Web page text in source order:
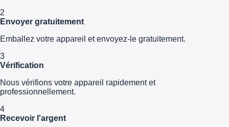
2
Envoyer gratuitement
Emballez votre appareil et envoyez-le gratuitement.
3
Vérification
Nous vérifions votre appareil rapidement et
professionnellement.
4
Recevoir l'argent